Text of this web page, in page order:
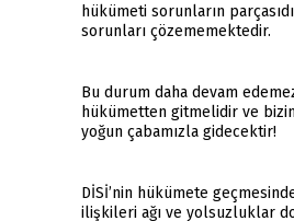
hükümeti sorunların
sorunları çözememektedir.
Bu durum daha devam
hükümetten gitmelidir ve
yoğun çabamızla gidecektir!
DİSİ’nin hükümete
ilişkileri ağı ve yolsuzluklar